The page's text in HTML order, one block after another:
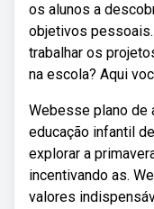
os alunos a
objetivos
trabalhar os
na escola? Aqui
Webesse plano de
educação infantil
explorar a
incentivando as.
valores